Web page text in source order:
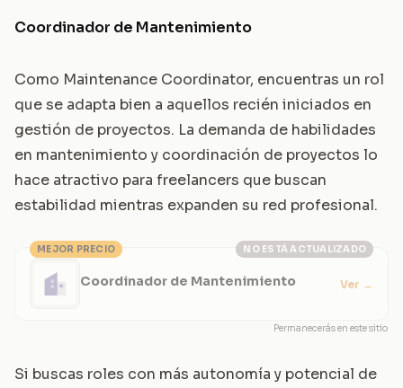
Coordinador de Mantenimiento
Como Maintenance Coordinator, encuentras un rol
que se adapta bien a aquellos recién iniciados en
gestión de proyectos. La demanda de habilidades
en mantenimiento y coordinación de proyectos lo
hace atractivo para freelancers que buscan
estabilidad mientras expanden su red profesional.
NO ESTÁ ACTUALIZADO
MEJOR PRECIO
Coordinador de Mantenimiento Ver →
Permanecerás en este sitio
Si buscas roles con más autonomía y potencial de